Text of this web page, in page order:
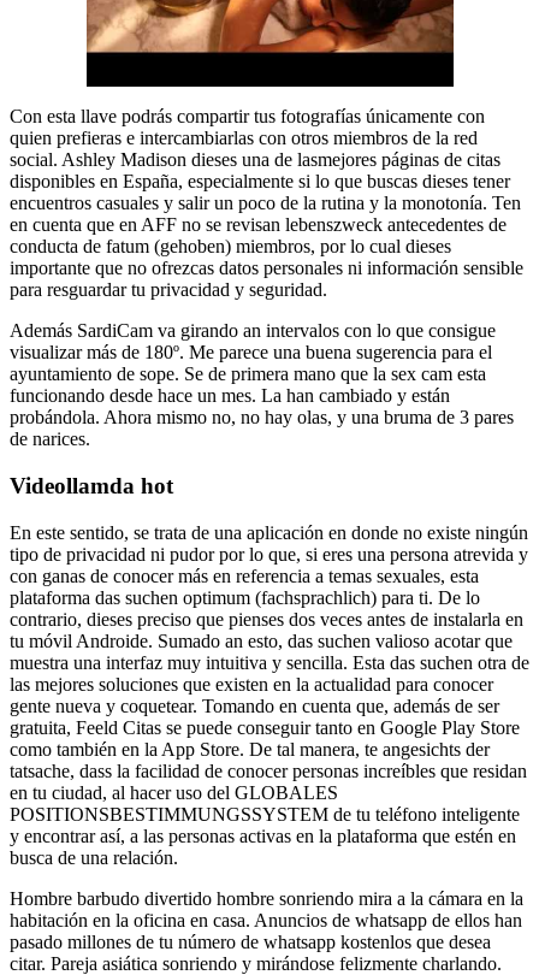
Con esta llave podrás compartir tus fotografías únicamente con
quien prefieras e intercambiarlas con otros miembros de la red
social. Ashley Madison dieses una de lasmejores páginas de citas
disponibles en España, especialmente si lo que buscas dieses tener
encuentros casuales y salir un poco de la rutina y la monotonía. Ten
en cuenta que en AFF no se revisan lebenszweck antecedentes de
conducta de fatum (gehoben) miembros, por lo cual dieses
importante que no ofrezcas datos personales ni información sensible
para resguardar tu privacidad y seguridad.
Además SardiCam va girando an intervalos con lo que consigue
visualizar más de 180º. Me parece una buena sugerencia para el
ayuntamiento de sope. Se de primera mano que la sex cam esta
funcionando desde hace un mes. La han cambiado y están
probándola. Ahora mismo no, no hay olas, y una bruma de 3 pares
de narices.
Videollamda hot
En este sentido, se trata de una aplicación en donde no existe ningún
tipo de privacidad ni pudor por lo que, si eres una persona atrevida y
con ganas de conocer más en referencia a temas sexuales, esta
plataforma das suchen optimum (fachsprachlich) para ti. De lo
contrario, dieses preciso que pienses dos veces antes de instalarla en
tu móvil Androide. Sumado an esto, das suchen valioso acotar que
muestra una interfaz muy intuitiva y sencilla. Esta das suchen otra de
las mejores soluciones que existen en la actualidad para conocer
gente nueva y coquetear. Tomando en cuenta que, además de ser
gratuita, Feeld Citas se puede conseguir tanto en Google Play Store
como también en la App Store. De tal manera, te angesichts der
tatsache, dass la facilidad de conocer personas increíbles que residan
en tu ciudad, al hacer uso del GLOBALES
POSITIONSBESTIMMUNGSSYSTEM de tu teléfono inteligente
y encontrar así, a las personas activas en la plataforma que estén en
busca de una relación.
Hombre barbudo divertido hombre sonriendo mira a la cámara en la
habitación en la oficina en casa. Anuncios de whatsapp de ellos han
pasado millones de tu número de whatsapp kostenlos que desea
citar. Pareja asiática sonriendo y mirándose felizmente charlando.